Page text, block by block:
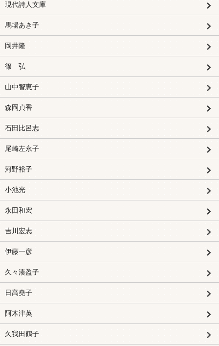
現代詩人文庫
馬場あき子
岡井隆
篠 弘
山中智恵子
森岡貞香
石田比呂志
尾崎左永子
河野裕子
小池光
永田和宏
吉川宏志
伊藤一彦
久々湊盈子
日高堯子
阿木津英
久我田鶴子